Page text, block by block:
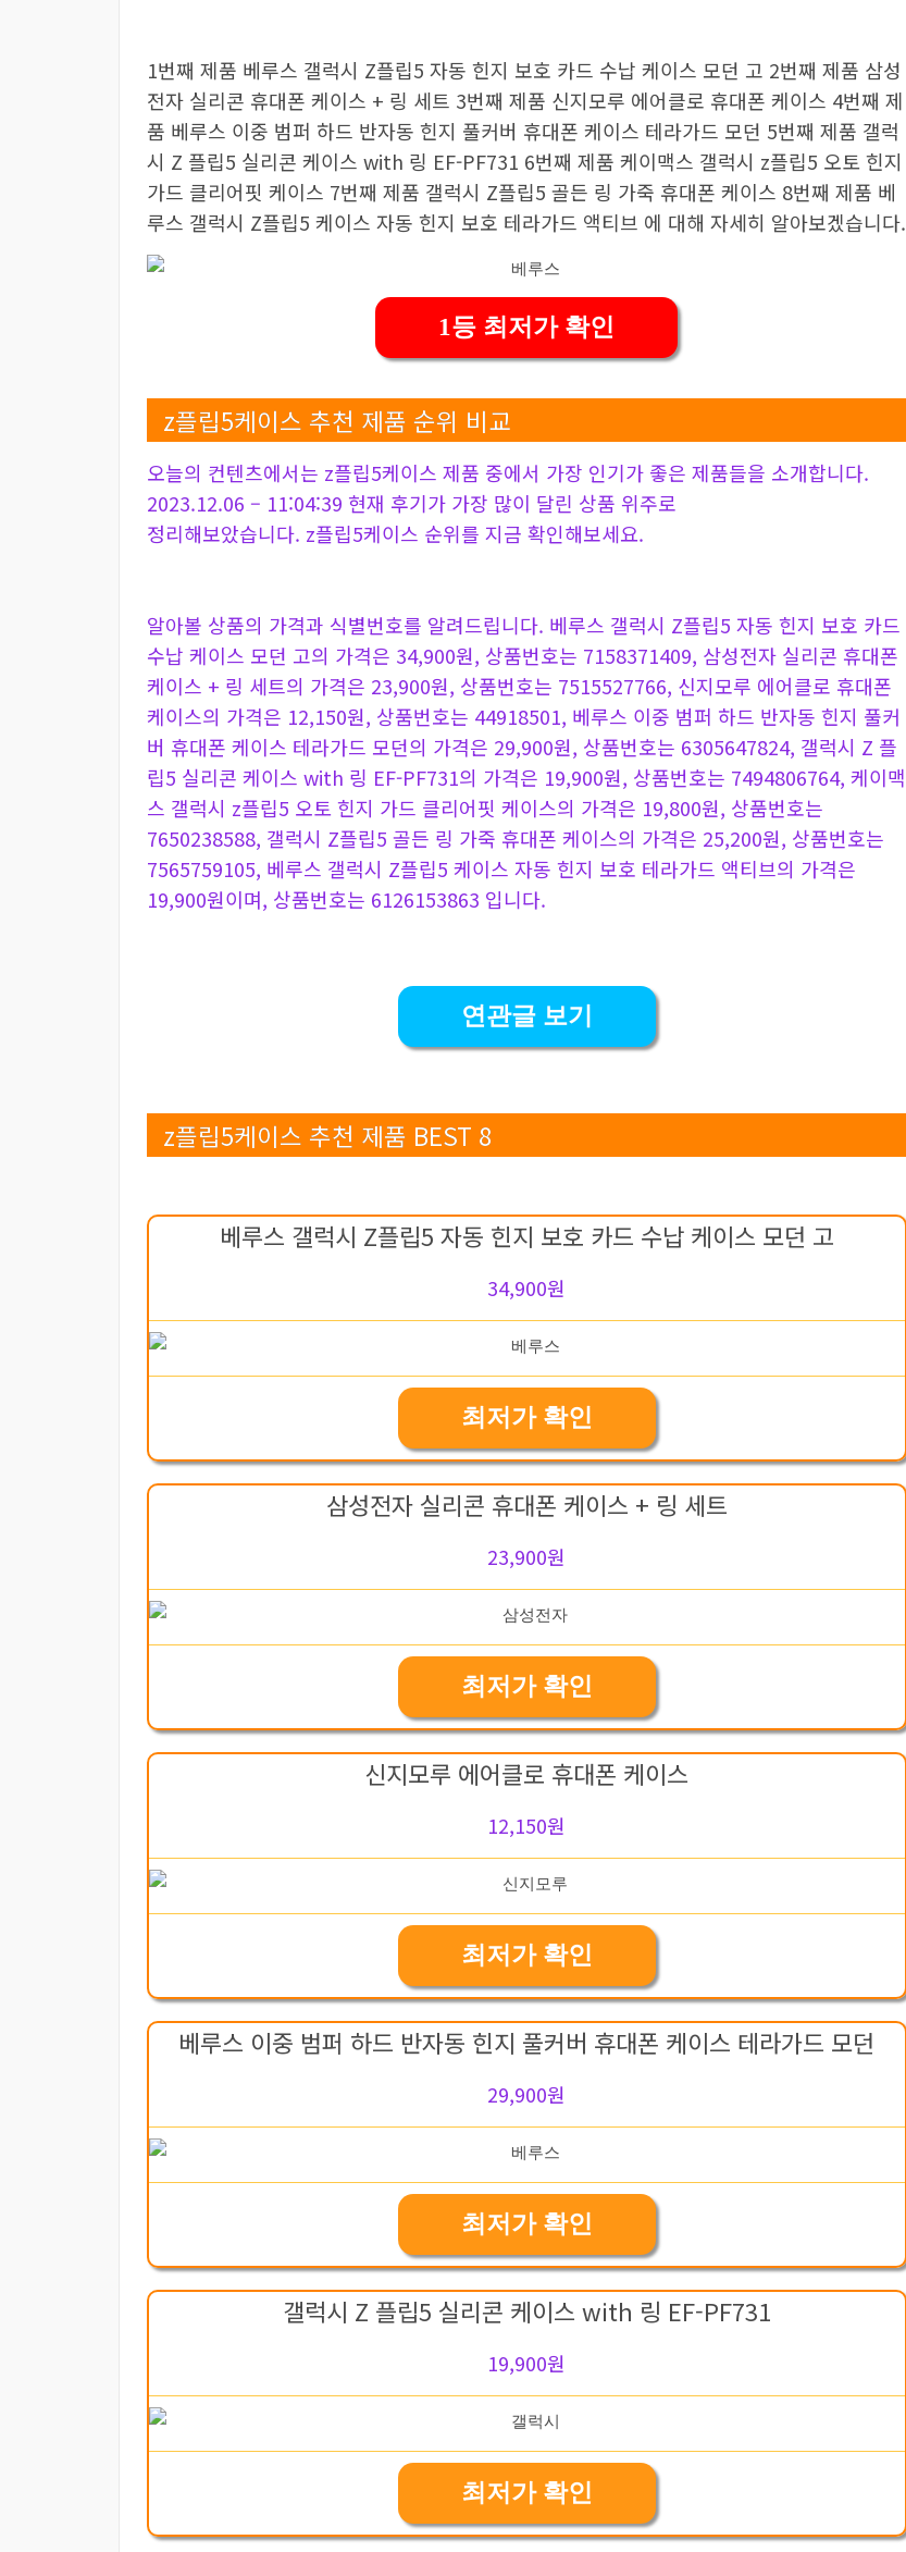
1번째 제품 베루스 갤럭시 Z플립5 자동 힌지 보호 카드 수납 케이스 모던 고 2번째 제품 삼성
전자 실리콘 휴대폰 케이스 + 링 세트 3번째 제품 신지모루 에어클로 휴대폰 케이스 4번째 제
품 베루스 이중 범퍼 하드 반자동 힌지 풀커버 휴대폰 케이스 테라가드 모던 5번째 제품 갤럭
시 Z 플립5 실리콘 케이스 with 링 EF-PF731 6번째 제품 케이맥스 갤럭시 z플립5 오토 힌지
가드 클리어핏 케이스 7번째 제품 갤럭시 Z플립5 골든 링 가죽 휴대폰 케이스 8번째 제품 베
루스 갤럭시 Z플립5 케이스 자동 힌지 보호 테라가드 액티브 에 대해 자세히 알아보겠습니다.
1등 최저가 확인
z플립5케이스 추천 제품 순위 비교
오늘의 컨텐츠에서는 z플립5케이스 제품 중에서 가장 인기가 좋은 제품들을 소개합니다.
2023.12.06 – 11:04:39 현재 후기가 가장 많이 달린 상품 위주로
정리해보았습니다. z플립5케이스 순위를 지금 확인해보세요.
알아볼 상품의 가격과 식별번호를 알려드립니다. 베루스 갤럭시 Z플립5 자동 힌지 보호 카드
수납 케이스 모던 고의 가격은 34,900원, 상품번호는 7158371409, 삼성전자 실리콘 휴대폰
케이스 + 링 세트의 가격은 23,900원, 상품번호는 7515527766, 신지모루 에어클로 휴대폰
케이스의 가격은 12,150원, 상품번호는 44918501, 베루스 이중 범퍼 하드 반자동 힌지 풀커
버 휴대폰 케이스 테라가드 모던의 가격은 29,900원, 상품번호는 6305647824, 갤럭시 Z 플
립5 실리콘 케이스 with 링 EF-PF731의 가격은 19,900원, 상품번호는 7494806764, 케이맥
스 갤럭시 z플립5 오토 힌지 가드 클리어핏 케이스의 가격은 19,800원, 상품번호는
7650238588, 갤럭시 Z플립5 골든 링 가죽 휴대폰 케이스의 가격은 25,200원, 상품번호는
7565759105, 베루스 갤럭시 Z플립5 케이스 자동 힌지 보호 테라가드 액티브의 가격은
19,900원이며, 상품번호는 6126153863 입니다.
연관글 보기
z플립5케이스 추천 제품 BEST 8
베루스 갤럭시 Z플립5 자동 힌지 보호 카드 수납 케이스 모던 고
34,900원
최저가 확인
삼성전자 실리콘 휴대폰 케이스 + 링 세트
23,900원
최저가 확인
신지모루 에어클로 휴대폰 케이스
12,150원
최저가 확인
베루스 이중 범퍼 하드 반자동 힌지 풀커버 휴대폰 케이스 테라가드 모던
29,900원
최저가 확인
갤럭시 Z 플립5 실리콘 케이스 with 링 EF-PF731
19,900원
최저가 확인